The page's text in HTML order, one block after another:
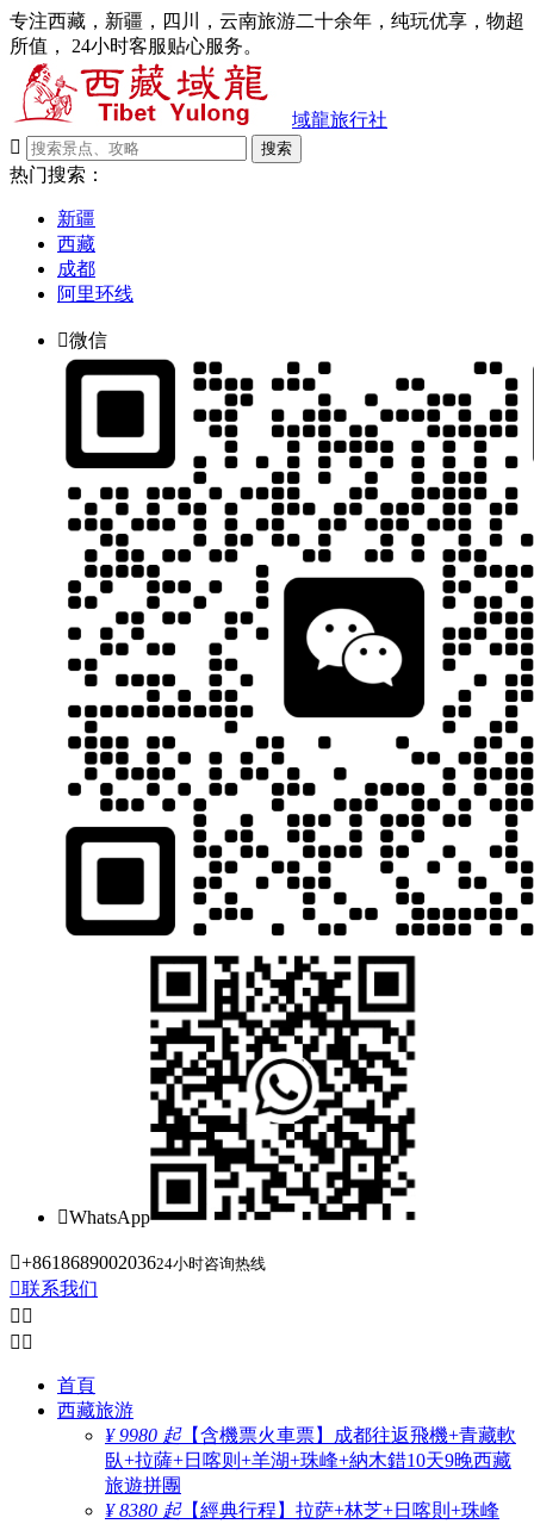
专注西藏，新疆，四川，云南旅游二十余年，纯玩优享，物超
所值， 24小时客服贴心服务。
域龍旅行社

搜索
热门搜索：
新疆
西藏
成都
阿里环线
微信
WhatsApp
+861868900203624小时咨询热线
联系我们
 
 
首頁
西藏旅游
¥ 9980 起【含機票火車票】成都往返飛機+青藏軟
臥+拉薩+日喀则+羊湖+珠峰+納木錯10天9晚西藏
旅遊拼團
¥ 8380 起【經典行程】拉萨+林芝+日喀則+珠峰